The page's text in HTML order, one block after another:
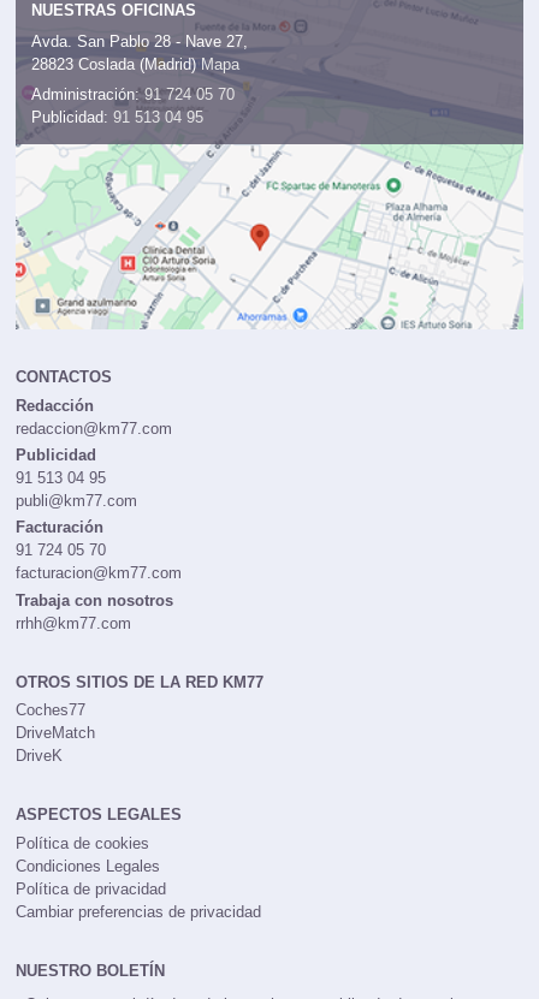
NUESTRAS OFICINAS
Avda. San Pablo 28 - Nave 27,
28823 Coslada (Madrid) Mapa
Administración: 91 724 05 70
Publicidad: 91 513 04 95
CONTACTOS
Redacción
redaccion@km77.com
Publicidad
91 513 04 95
publi@km77.com
Facturación
91 724 05 70
facturacion@km77.com
Trabaja con nosotros
rrhh@km77.com
OTROS SITIOS DE LA RED KM77
Coches77
DriveMatch
DriveK
ASPECTOS LEGALES
Política de cookies
Condiciones Legales
Política de privacidad
Cambiar preferencias de privacidad
NUESTRO BOLETÍN